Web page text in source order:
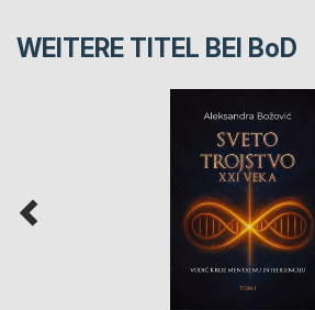
WEITERE TITEL BEI BoD